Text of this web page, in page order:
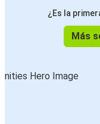
¿Es la
Más